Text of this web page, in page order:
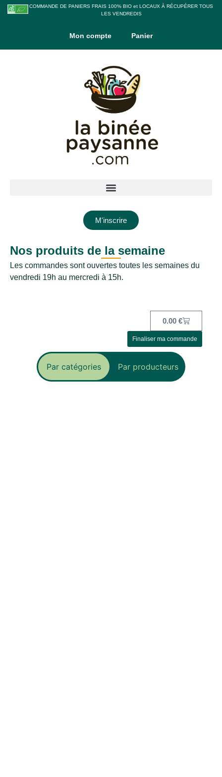
COMMANDE DE PANIERS FRAIS 100% BIO et LOCAUX À RÉCUPÉRER TOUS
LES VENDREDIS
Mon compte Panier
M'inscrire
Nos produits de la semaine
Les commandes sont ouvertes toutes les semaines du
vendredi 19h au mercredi à 15h.
0.00 €
Finaliser ma commande
Par catégories Par producteurs